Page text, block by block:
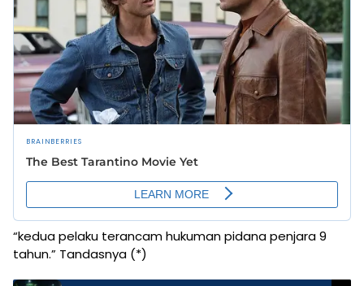
“kedua pelaku terancam hukuman pidana penjara 9
tahun.” Tandasnya (*)